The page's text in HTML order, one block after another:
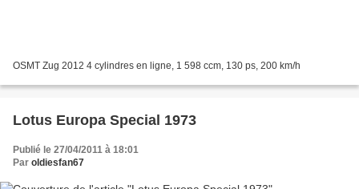
OSMT Zug 2012 4 cylindres en ligne, 1 598 ccm, 130 ps, 200 km/h
Lotus Europa Special 1973
Publié le 27/04/2011 à 18:01
Par oldiesfan67